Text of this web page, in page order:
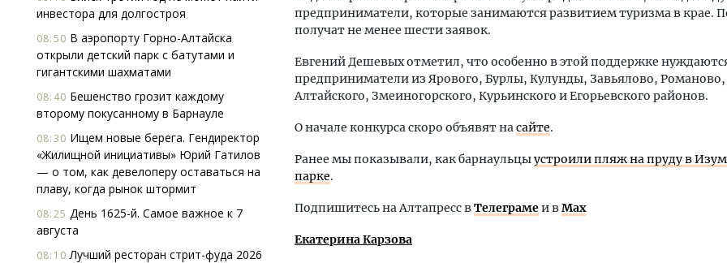
инвестора для долгостроя
08:50 В аэропорту Горно-Алтайска
открыли детский парк с батутами и
гигантскими шахматами
08:40 Бешенство грозит каждому
второму покусанному в Барнауле
08:30 Ищем новые берега. Гендиректор
«Жилищной инициативы» Юрий Гатилов
— о том, как девелоперу оставаться на
плаву, когда рынок штормит
08:25 День 1625-й. Самое важное к 7
августа
08:10 Лучший ресторан стрит-фуда 2026
предприниматели, которые занимаются развитием туризма в крае.
получат не менее шести заявок.
Евгений Дешевых отметил, что особенно в этой поддержке
предприниматели из Ярового, Бурлы, Кулунды, Завьялово, Романово,
Алтайского, Змеиногорского, Курьинского и Егорьевского районов.
О начале конкурса скоро объявят насайте.
Ранее мы показывали, как барнаульцыустроили пляж на пруду в
парке.
Подпишитесь на Алтапресс вТелеграмеи вMax
Екатерина Карзова